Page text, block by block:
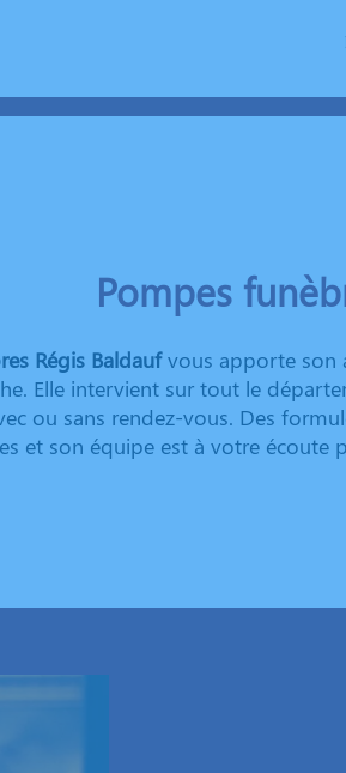
Pompes
Régis Baldaufvous apporte son
Elle intervient sur tout le
ou sans rendez-vous. Des
et son équipe est à votre écoute